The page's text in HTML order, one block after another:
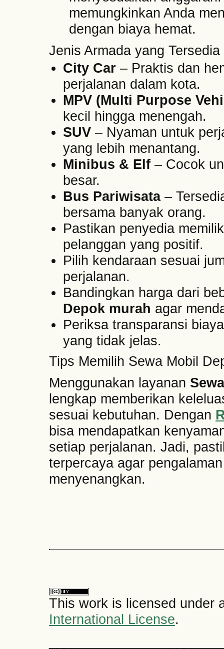
memungkinkan Anda
dengan biaya hemat.
Jenis Armada yang
City Car – Praktis dan
perjalanan dalam kota.
MPV (Multi Purpose
kecil hingga menengah.
SUV – Nyaman untuk
yang lebih menantang.
Minibus & Elf – Cocok
besar.
Bus Pariwisata–
bersama banyak orang.
Pastikan penyedia
pelanggan yang positif.
Pilih kendaraan sesuai
perjalanan.
Bandingkan harga dari
Depok murah agar
Periksa transparansi
yang tidak jelas.
Tips Memilih Sewa Mobil
Menggunakan layanan
lengkap memberikan
sesuai kebutuhan. Dengan
bisa mendapatkan
setiap perjalanan. Jadi,
terpercaya agar
menyenangkan.
This work is licensed under
International License.